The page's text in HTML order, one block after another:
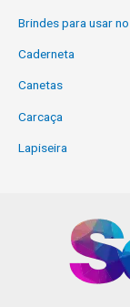
Brindes para usar
Caderneta
Canetas
Carcaça
Lapiseira